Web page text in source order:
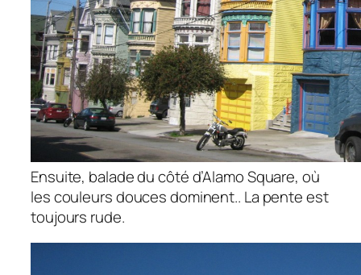
Ensuite, balade du côté d’Alamo Square, où
les couleurs douces dominent.. La pente est
toujours rude.